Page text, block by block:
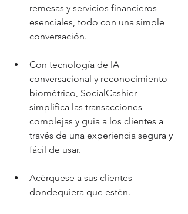
remesas y servicios financieros
esenciales, todo con una simple
conversación.
Con tecnología de IA
conversacional y reconocimiento
biométrico, SocialCashier
simplifica las transacciones
complejas y guía a los clientes a
través de una experiencia segura y
fácil de usar.
Acérquese a sus clientes
dondequiera que estén.